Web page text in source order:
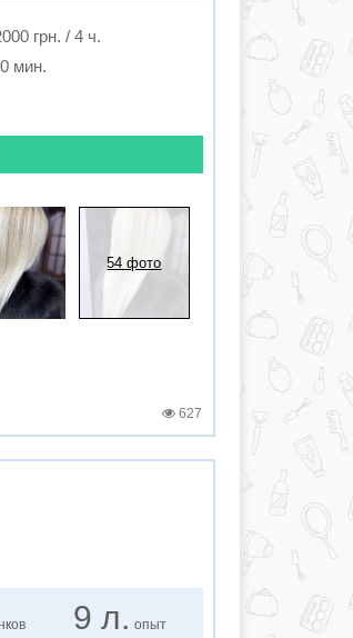
грн. / 4 ч.
мин.
54 фото
627
9 л. опыт